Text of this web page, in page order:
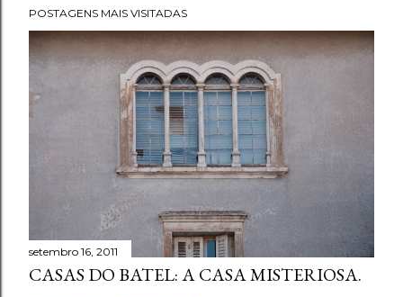
POSTAGENS MAIS VISITADAS
setembro 16, 2011
CASAS DO BATEL: A CASA MISTERIOSA.